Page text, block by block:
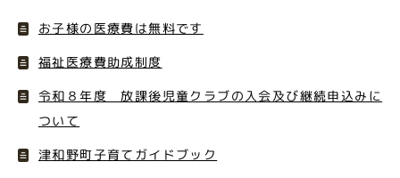
お子様の医療費は無料です
福祉医療費助成制度
令和８年度 放課後児童クラブの入会及び継続申込みに
ついて
津和野町子育てガイドブック